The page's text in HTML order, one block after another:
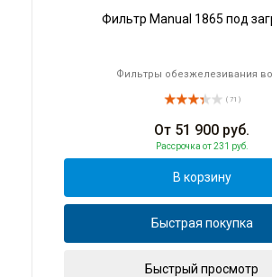
Фильтр Manual 1865 под
Фильтры обезжелезивания
( 71 )
От 51 900 руб.
Рассрочка от 231 руб.
В корзину
Быстрая покупка
Быстрый просмотр